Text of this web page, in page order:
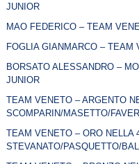
JUNIOR
MAO FEDERICO – TEAM
FOGLIA GIANMARCO – TEAM
BORSATO ALESSANDRO –
JUNIOR
TEAM VENETO – ARGENTO
SCOMPARIN/MASETTO/
TEAM VENETO – ORO NELLA
STEVANATO/PASQUETTO/